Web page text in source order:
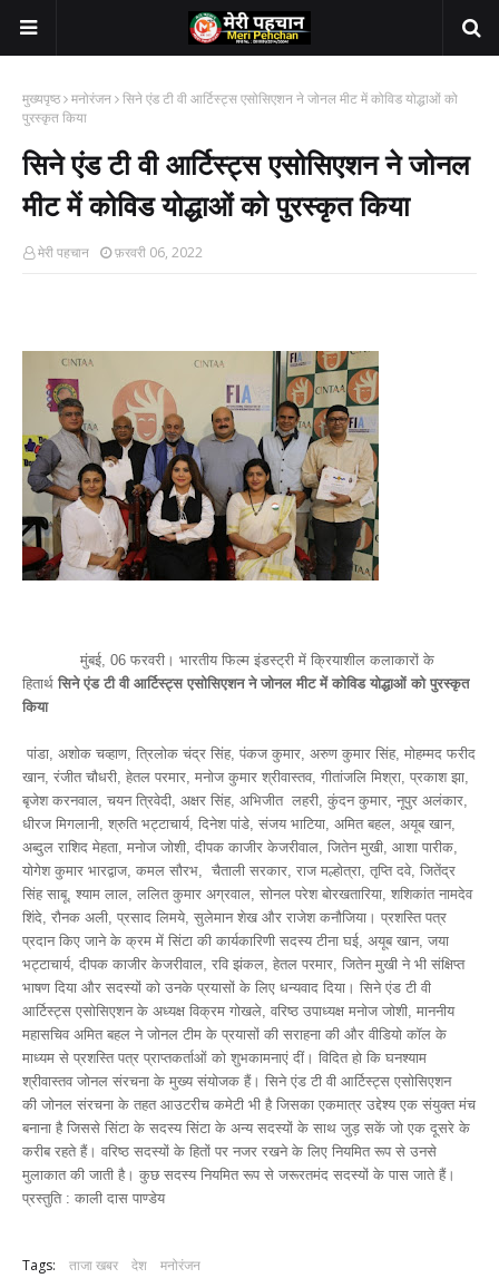
मुख्यपृष्ठ मनोरंजन सिने एंड टी वी आर्टिस्ट्स एसोसिएशन ने जोनल मीट में कोविड योद्धाओं को
पुरस्कृत किया
सिने एंड टी वी आर्टिस्ट्स एसोसिएशन ने जोनल
मीट में कोविड योद्धाओं को पुरस्कृत किया
मेरी पहचान फ़रवरी 06, 2022
मुंबई, 06 फरवरी। भारतीय फिल्म इंडस्ट्री में क्रियाशील कलाकारों के
हितार्थ सिने एंड टी वी आर्टिस्ट्स एसोसिएशन ने जोनल मीट में कोविड योद्धाओं को पुरस्कृत
किया
पांडा, अशोक चव्हाण, त्रिलोक चंद्र सिंह, पंकज कुमार, अरुण कुमार सिंह, मोहम्मद फरीद
खान, रंजीत चौधरी, हेतल परमार, मनोज कुमार श्रीवास्तव, गीतांजलि मिश्रा, प्रकाश झा,
बृजेश करनवाल, चयन त्रिवेदी, अक्षर सिंह, अभिजीत लहरी, कुंदन कुमार, नूपुर अलंकार,
धीरज मिगलानी, श्रुति भट्टाचार्य, दिनेश पांडे, संजय भाटिया, अमित बहल, अयूब खान,
अब्दुल राशिद मेहता, मनोज जोशी, दीपक काजीर केजरीवाल, जितेन मुखी, आशा पारीक,
योगेश कुमार भारद्वाज, कमल सौरभ, चैताली सरकार, राज मल्होत्रा, तृप्ति दवे, जितेंद्र
सिंह साबू, श्याम लाल, ललित कुमार अग्रवाल, सोनल परेश बोरखतारिया, शशिकांत नामदेव
शिंदे, रौनक अली, प्रसाद लिमये, सुलेमान शेख और राजेश कनौजिया। प्रशस्ति पत्र
प्रदान किए जाने के क्रम में सिंटा की कार्यकारिणी सदस्य टीना घई, अयूब खान, जया
भट्टाचार्य, दीपक काजीर केजरीवाल, रवि झंकल, हेतल परमार, जितेन मुखी ने भी संक्षिप्त
भाषण दिया और सदस्यों को उनके प्रयासों के लिए धन्यवाद दिया। सिने एंड टी वी
आर्टिस्ट्स एसोसिएशन के अध्यक्ष विक्रम गोखले, वरिष्ठ उपाध्यक्ष मनोज जोशी, माननीय
महासचिव अमित बहल ने जोनल टीम के प्रयासों की सराहना की और वीडियो कॉल के
माध्यम से प्रशस्ति पत्र प्राप्तकर्ताओं को शुभकामनाएं दीं। विदित हो कि घनश्याम
श्रीवास्तव जोनल संरचना के मुख्य संयोजक हैं। सिने एंड टी वी आर्टिस्ट्स एसोसिएशन
की जोनल संरचना के तहत आउटरीच कमेटी भी है जिसका एकमात्र उद्देश्य एक संयुक्त मंच
बनाना है जिससे सिंटा के सदस्य सिंटा के अन्य सदस्यों के साथ जुड़ सकें जो एक दूसरे के
करीब रहते हैं। वरिष्ठ सदस्यों के हितों पर नजर रखने के लिए नियमित रूप से उनसे
मुलाकात की जाती है। कुछ सदस्य नियमित रूप से जरूरतमंद सदस्यों के पास जाते हैं।
प्रस्तुति : काली दास पाण्डेय
Tags: ताजा खबर देश मनोरंजन